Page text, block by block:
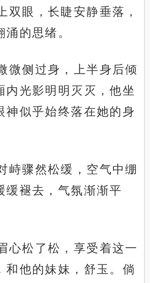
双眼，长睫安静垂落，
的思绪。
微侧过身，上半身后倾
内光影明明灭灭，他坐
神似乎始终落在她的身
峙骤然松缓，空气中绷
缓褪去，气氛渐渐平
心松了松，享受着这一
和他的妹妹，舒玉。倘